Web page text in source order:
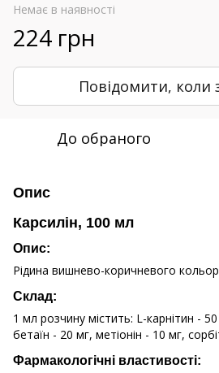
Немає в наявності
224 грн
Повідомити, коли
До обраного
Опис
Карсилін, 100 мл
Опис:
Рідина вишнево-коричневого
Склад:
1 мл розчину містить: L-карнітин -
бетаїн - 20 мг, метіонін - 10 мг,
Фармакологічні властивості: